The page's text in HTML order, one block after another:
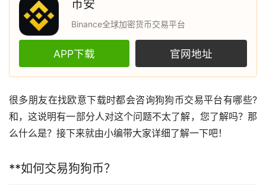
币安
Binance全球加密货币交易平台
APP下载 官网地址
很多朋友在找欧意下载时都会咨询狗狗币交易平台有哪些?
和，这说明有一部分人对这个问题不太了解，您了解吗？那
么什么是？接下来就由小编带大家详细了解一下吧！
**如何交易狗狗币？